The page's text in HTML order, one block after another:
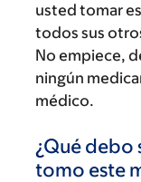
usted tomar
todos sus
No empiece,
ningún
médico.
¿Qué debo
tomo este